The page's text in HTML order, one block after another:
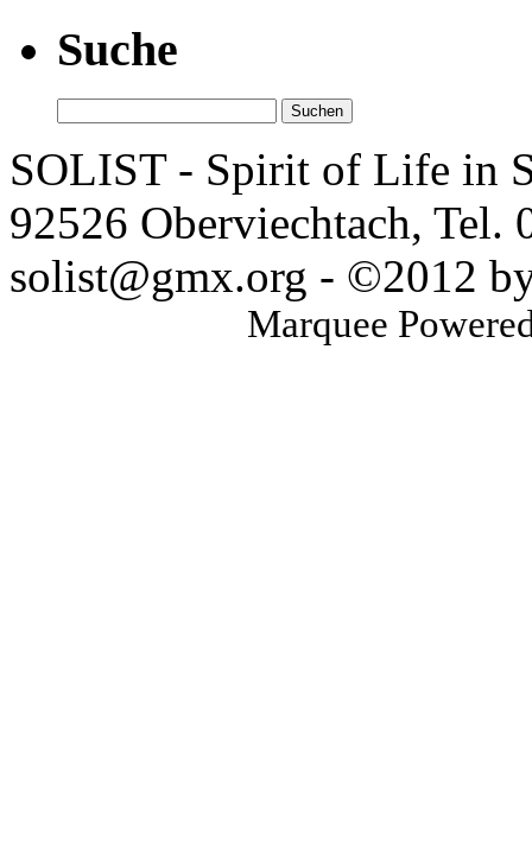
Suche
nach:
SOLIST - Spirit of Life in
92526 Oberviechtach, Tel.
solist@gmx.org - ©2012
Marquee